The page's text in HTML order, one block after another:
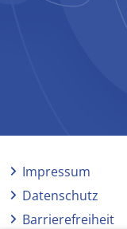
Impressum
Datenschutz
Barrierefreiheit